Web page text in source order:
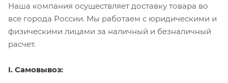
Наша компания осуществляет доставку товара во
все города России. Мы работаем с юридическими и
физическими лицами за наличный и безналичный
расчет.
I. Самовывоз: